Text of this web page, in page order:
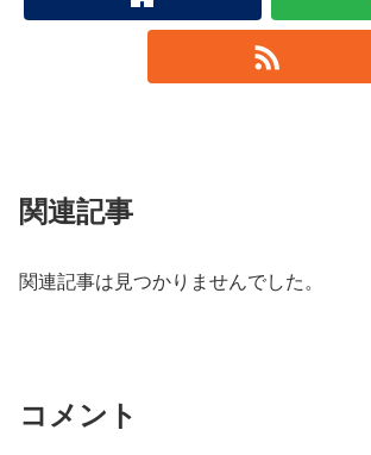
関連記事
関連記事は見つかりませんでした。
コメント